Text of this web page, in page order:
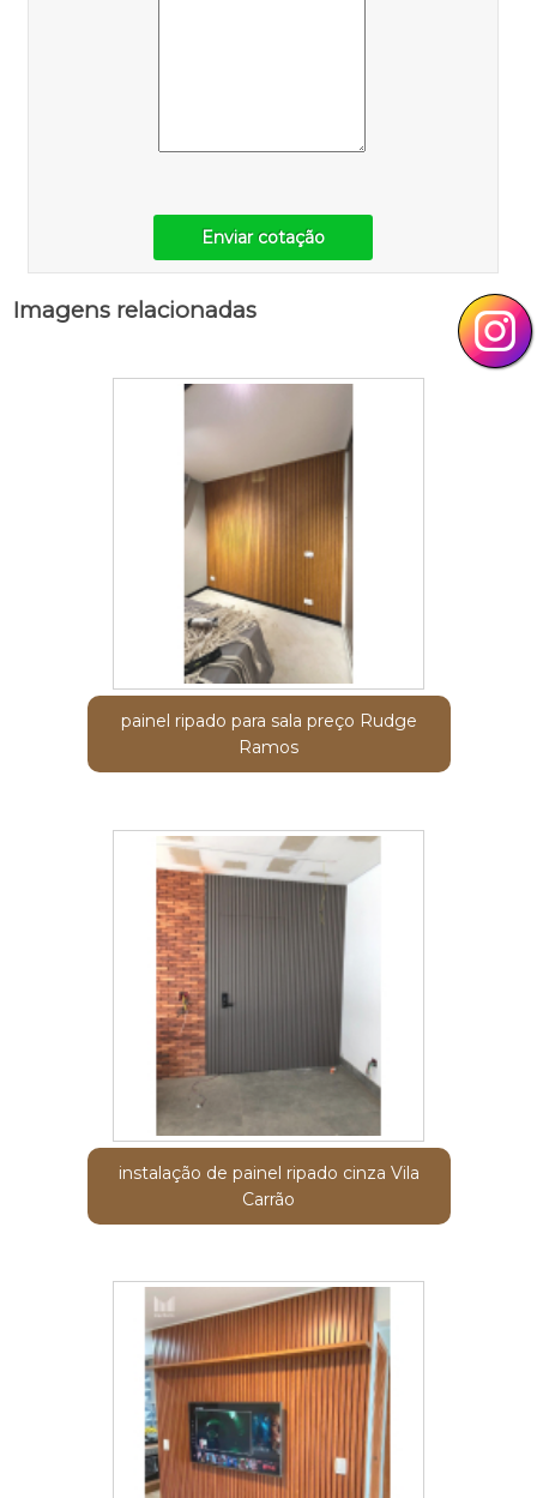
Enviar cotação
Imagens relacionadas
painel ripado para sala preço Rudge
Ramos
instalação de painel ripado cinza Vila
Carrão